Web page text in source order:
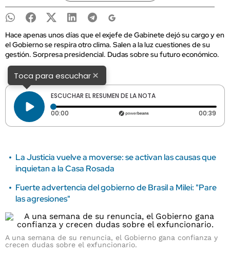
Hace apenas unos días que el exjefe de Gabinete dejó su cargo y en
el Gobierno se respira otro clima. Salen a la luz cuestiones de su
gestión. Sorpresa presidencial. Dudas sobre su futuro económico.
Toca para escuchar×
ESCUCHAR EL RESUMEN DE LA NOTA
00:00 Tiempo transcurrido: 0 segundos 00:39
La Justicia vuelve a moverse: se activan las causas que
inquietan a la Casa Rosada
Fuerte advertencia del gobierno de Brasil a Milei: "Pare
las agresiones"
A una semana de su renuncia, el Gobierno gana confianza y
crecen dudas sobre el exfuncionario.